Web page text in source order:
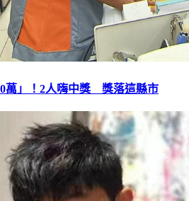
萬」！2人嗨中獎 獎落這縣市